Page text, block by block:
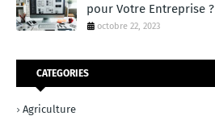
pour Votre Entreprise ?
octobre 22, 2023
CATEGORIES
Agriculture